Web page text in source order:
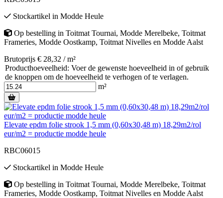
Stockartikel in Modde Heule
Op bestelling in Toitmat Tournai, Modde Merelbeke, Toitmat
Frameries, Modde Oostkamp, Toitmat Nivelles en Modde Aalst
Brutoprijs € 28,32 / m²
Producthoeveelheid: Voer de gewenste hoeveelheid in of gebruik
de knoppen om de hoeveelheid te verhogen of te verlagen.
m²
Elevate epdm folie strook 1,5 mm (0,60x30,48 m) 18,29m2/rol
eur/m2 = productie modde heule
RBC06015
Stockartikel in Modde Heule
Op bestelling in Toitmat Tournai, Modde Merelbeke, Toitmat
Frameries, Modde Oostkamp, Toitmat Nivelles en Modde Aalst